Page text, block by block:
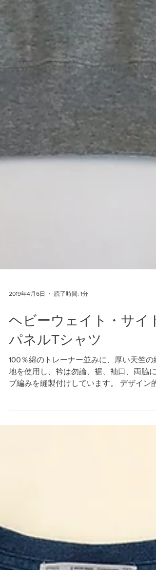
ヘビーウェイト・サイド
パネルTシャツ
100％綿のトレーナー並みに、厚い天竺の
地を使用し、衿は勿論、裾、袖口、両脇に
に凝っている事はともかく、その仕様は単